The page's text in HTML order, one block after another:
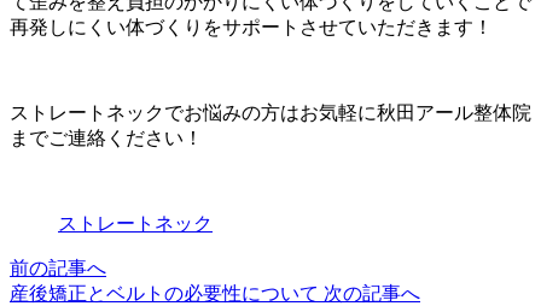
再発しにくい体づくりをサポートさせていただきます！
ストレートネックでお悩みの方はお気軽に秋田アール整体院
までご連絡ください！
ストレートネック
前の記事へ
産後矯正とベルトの必要性について 次の記事へ